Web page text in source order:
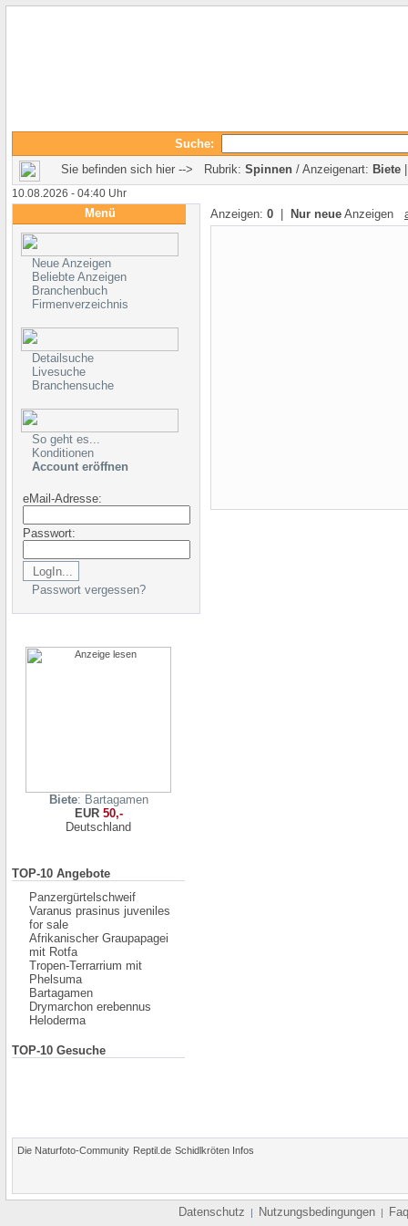
Suche:
Sie befinden sich hier --> Rubrik: Spinnen / Anzeigenart: Biete
10.08.2026 - 04:40 Uhr
Menü
Neue Anzeigen
Beliebte Anzeigen
Branchenbuch
Firmenverzeichnis
Detailsuche
Livesuche
Branchensuche
So geht es...
Konditionen
Account eröffnen
eMail-Adresse:
Passwort:
Passwort vergessen?
Biete: Bartagamen
EUR50,-
Deutschland
TOP-10 Angebote
Panzergürtelschweif
Varanus prasinus juveniles
for sale
Afrikanischer Graupapagei
mit Rotfa
Tropen-Terrarrium mit
Phelsuma
Bartagamen
Drymarchon erebennus
Heloderma
TOP-10 Gesuche
Anzeigen: 0 Nur neue Anzeigen
Die Naturfoto-Community Reptil.de Schidlkröten Infos
Datenschutz | Nutzungsbedingungen | Faq